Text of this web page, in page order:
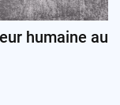
humaine au